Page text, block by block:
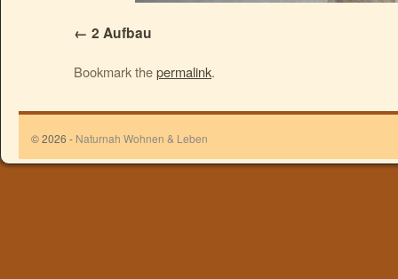
2 Aufbau
Bookmark thepermalink.
© 2026 - Naturnah Wohnen & Leben